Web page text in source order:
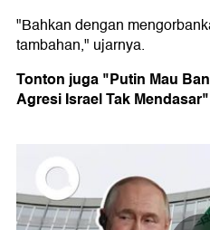
"Bahkan dengan
tambahan," ujarnya.
Tonton juga "Putin Mau
Agresi Israel Tak